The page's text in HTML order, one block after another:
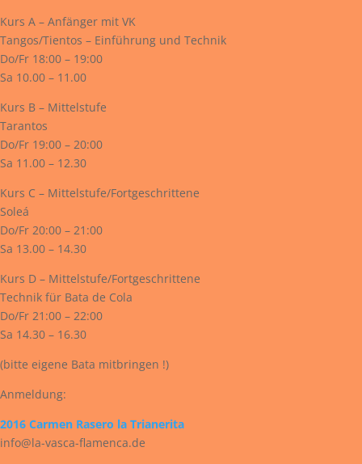
Kurs A – Anfänger mit VK
Tangos/Tientos – Einführung und Technik
Do/Fr 18:00 – 19:00
Sa 10.00 – 11.00
Kurs B – Mittelstufe
Tarantos
Do/Fr 19:00 – 20:00
Sa 11.00 – 12.30
Kurs C – Mittelstufe/Fortgeschrittene
Soleá
Do/Fr 20:00 – 21:00
Sa 13.00 – 14.30
Kurs D – Mittelstufe/Fortgeschrittene
Technik für Bata de Cola
Do/Fr 21:00 – 22:00
Sa 14.30 – 16.30
(bitte eigene Bata mitbringen !)
Anmeldung:
2016 Carmen Rasero la Trianerita
info@la-vasca-flamenca.de